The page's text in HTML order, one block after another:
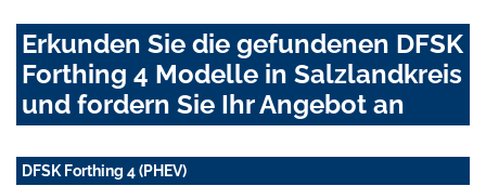
Erkunden Sie die gefundenen DFSK
Forthing 4 Modelle in Salzlandkreis
und fordern Sie Ihr Angebot an
DFSK Forthing 4 (PHEV)